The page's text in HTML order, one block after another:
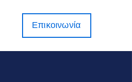
Επικοινωνία